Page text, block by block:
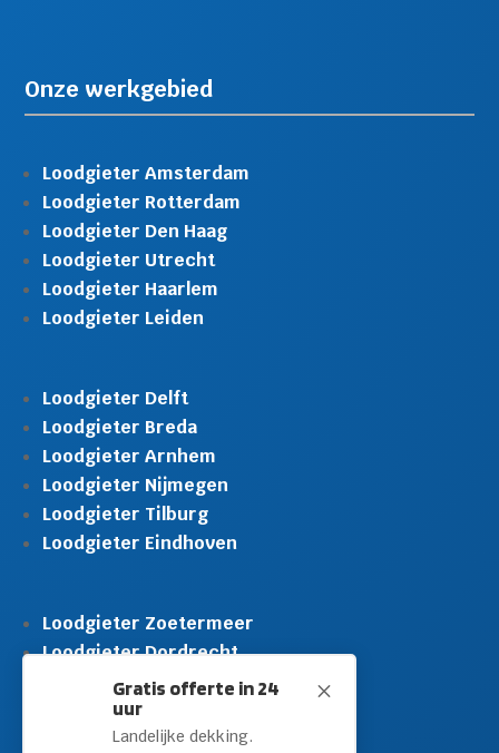
M
Gratis offerte in 24
uur
Landelijke dekking.
Onze werkgebied
Loodgieter Amsterdam
Loodgieter Rotterdam
Loodgieter Den Haag
Loodgieter Utrecht
Loodgieter Haarlem
Loodgieter Leiden
Loodgieter Delft
Loodgieter Breda
Loodgieter Arnhem
Loodgieter Nijmegen
Loodgieter Tilburg
Loodgieter Eindhoven
Loodgieter Zoetermeer
Loodgieter Dordrecht
Loodgieter Rijswijk
Loodgieter Schiedam
Loodgieter Leidschendam